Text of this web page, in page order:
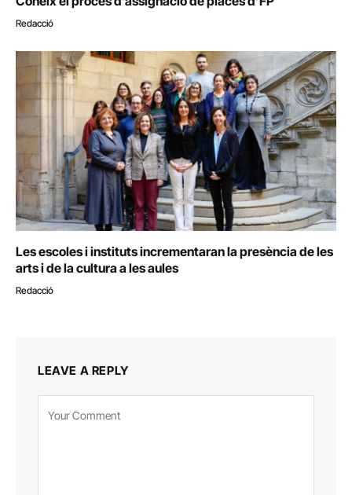
Redacció
Les escoles i instituts incrementaran la presència de les
arts i de la cultura a les aules
Redacció
LEAVE A REPLY